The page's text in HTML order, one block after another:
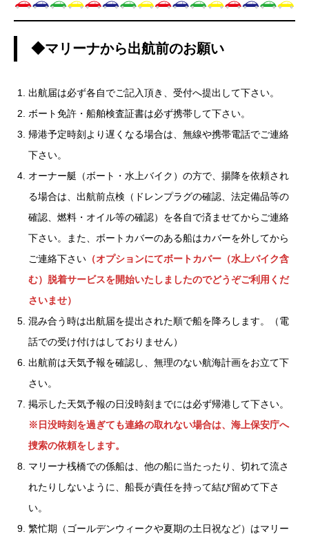
◆マリーナから出航前のお願い
出航届は必ず各自でご記入頂き、受付へ提出して下さい。
ボート免許・船舶検査証書は必ず携帯して下さい。
帰港予定時刻より遅くなる場合は、無線や携帯電話でご連絡
下さい。
オーナー艇（ボート・水上バイク）の方で、揚降を依頼され
る場合は、出航前点検（ドレンプラグの確認、法定備品等の
確認、燃料・オイル等の確認）を各自で済ませてからご連絡
下さい。また、ボートカバーのある船はカバーを外してから
ご連絡下さい （オプションにてボートカバー（水上バイク含
む）脱着サービスを開始いたしましたのでどうぞご利用くだ
さいませ）
混み合う時は出航届を提出された順で船を降ろします。（電
話での受け付けはしておりません）
出航前は天気予報を確認し、無理のない航海計画をお立て下
さい。
掲示した天気予報の日没時刻までには必ず帰港して下さい。
※日没時刻を過ぎても連絡の取れない場合は、海上保安庁へ
捜索の依頼をします。
マリーナ桟橋での係船は、他の船に当たったり、切れて流さ
れたりしないように、船長が責任を持って結び留めて下さ
い。
繁忙期（ゴールデンウィークや夏期の土日祝など）はマリー